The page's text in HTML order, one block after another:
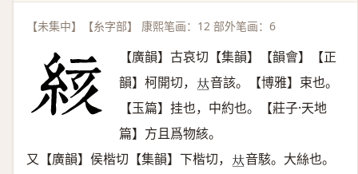
【未集中】【糸字部】 康熙笔画：12 部外笔画：6
【廣韻】古哀切【集韻】【韻會】【正
韻】柯開切， 𠀤音該。【博雅】束也。
【玉篇】挂也，中約也。【莊子·天地
篇】方且爲物絯。
又【廣韻】侯楷切【集韻】下楷切， 𠀤音駭。大絲也。